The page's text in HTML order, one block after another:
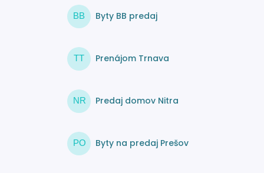
BB Byty BB predaj
TT Prenájom Trnava
NR Predaj domov Nitra
PO Byty na predaj Prešov